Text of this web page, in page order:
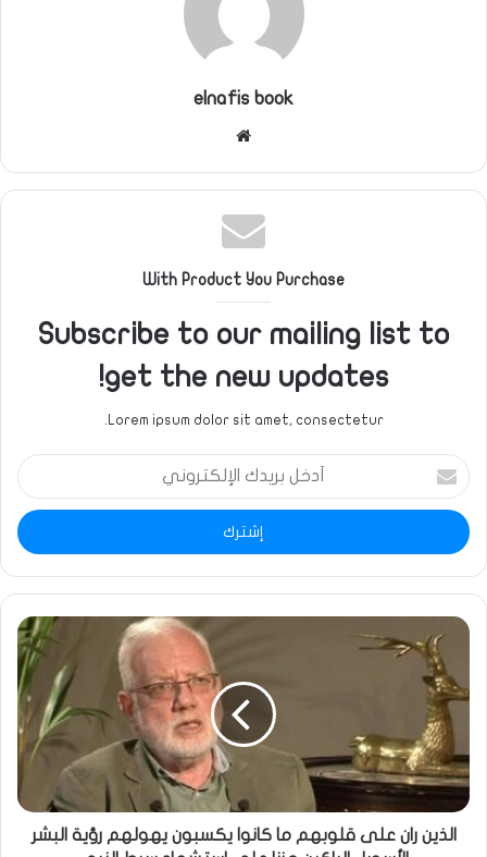
elnafis book
With Product You Purchase
Subscribe to our mailing list to
get the new updates!
Lorem ipsum dolor sit amet, consectetur.
أدخل
بريدك
الإلكتروني
الذين ران على قلوبهم ما كانوا يكسبون يهولهم رؤية البشر